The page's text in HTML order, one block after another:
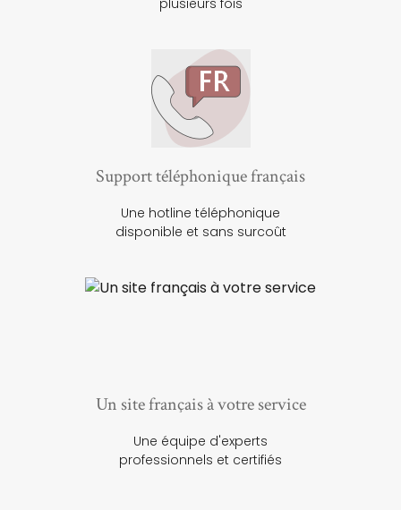
Support téléphonique français
Une hotline téléphonique
disponible et sans surcoût
Un site français à votre service
Une équipe d'experts
professionnels et certifiés